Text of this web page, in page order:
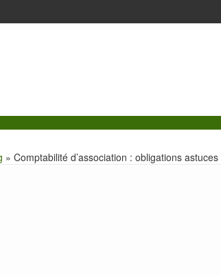
» Comptabilité d’association : obligations